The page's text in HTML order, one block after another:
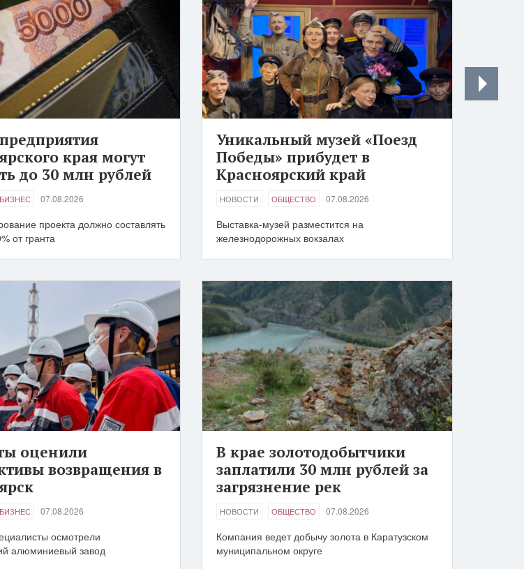
края могут
до 30 млн рублей
БИЗНЕС 07.08.2026
проекта должно составлять
от гранта
Уникальный музей «Поезд
Победы» прибудет в
Красноярский край
НОВОСТИ ОБЩЕСТВО 07.08.2026
Выставка-музей разместится на
железнодорожных вокзалах
оценили
возвращения в
БИЗНЕС 07.08.2026
осмотрели
алюминиевый завод
В крае золотодобытчики
заплатили 30 млн рублей за
загрязнение рек
НОВОСТИ ОБЩЕСТВО 07.08.2026
Компания ведет добычу золота в Каратузском
муниципальном округе